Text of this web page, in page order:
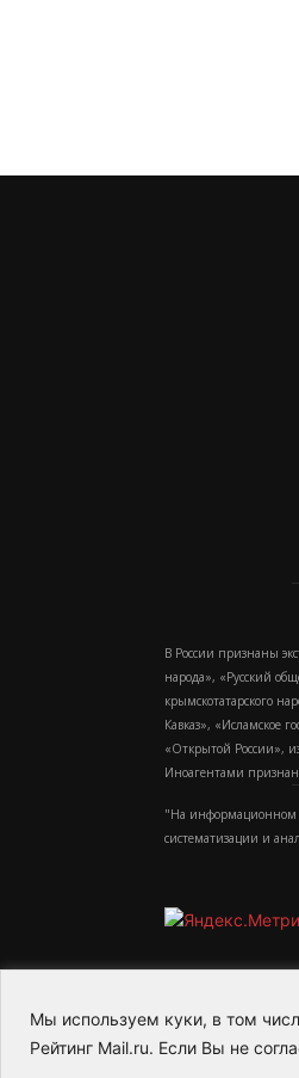
Мы используем куки, в том
Рейтинг Mail.ru. Если Вы не
В России признаны
народа», «Русский
крымскотатарского
Кавказ», «Исламское
«Открытой России»,
Иноагентами
"На информационном
систематизации и
2015-2026-